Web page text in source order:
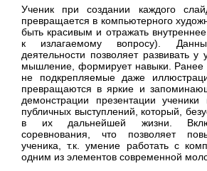
Ученик при создании каждого
превращается в компьютерного
быть красивым и отражать
к излагаемому вопросу).
деятельности позволяет развивать у
мышление, формирует навыки. Ранее
не подкрепляемые даже
превращаются в яркие и
демонстрации презентации
публичных выступлений, который,
в их дальнейшей жизни.
соревнования, что позволяет
ученика, т.к. умение работать с
одним из элементов современной